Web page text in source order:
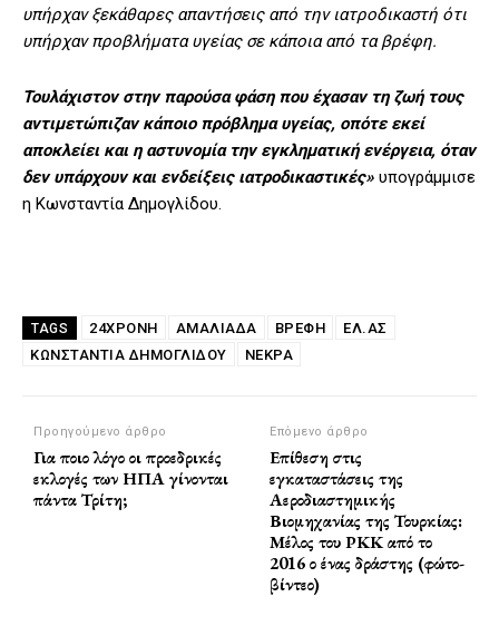
υπήρχαν ξεκάθαρες απαντήσεις από την ιατροδικαστή ότι
υπήρχαν προβλήματα υγείας σε κάποια από τα βρέφη.
Τουλάχιστον στην παρούσα φάση που έχασαν τη ζωή τους
αντιμετώπιζαν κάποιο πρόβλημα υγείας, οπότε εκεί
αποκλείει και η αστυνομία την εγκληματική ενέργεια, όταν
δεν υπάρχουν και ενδείξεις ιατροδικαστικές» υπογράμμισε
η Κωνσταντία Δημογλίδου.
TAGS 24ΧΡΟΝΗ ΑΜΑΛΙΆΔΑ ΒΡΈΦΗ
ΕΛ.ΑΣ
ΚΩΝΣΤΑΝΤΊΑ ΔΗΜΟΓΛΊΔΟΥ
ΝΕΚΡΆ
Προηγούμενο άρθρο
Για ποιο λόγο οι προεδρικές
εκλογές των ΗΠΑ γίνονται
πάντα Τρίτη;
Επόμενο άρθρο
Επίθεση στις
εγκαταστάσεις της
Αεροδιαστημικής
Βιομηχανίας της Τουρκίας:
Μέλος του ΡΚΚ από το
2016 ο ένας δράστης (φώτο-
βίντεο)